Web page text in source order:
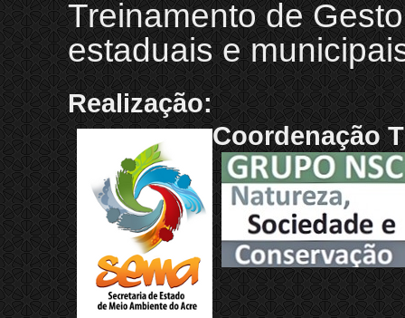
Treinamento de
estaduais e
Realização:
Coordenação